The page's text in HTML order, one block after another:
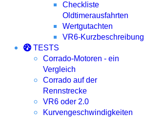
Checkliste
Oldtimerausfahrten
Wertgutachten
VR6-Kurzbeschreibung
TESTS
Corrado-Motoren - ein
Vergleich
Corrado auf der
Rennstrecke
VR6 oder 2.0
Kurvengeschwindigkeiten